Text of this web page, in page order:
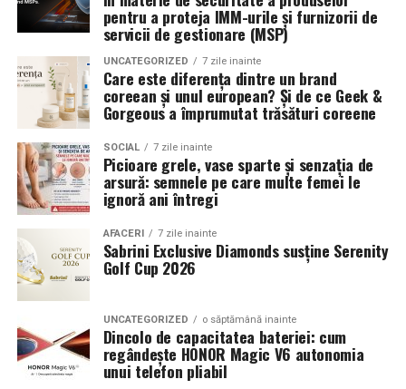
importantă a momentelor speciale din Maramureș,
combinând experiența organizatorică cu capacitatea de
a transforma fiecare eveniment într-o amintire
deosebită pentru participanți.
accentua liniile caroseriei si poate oferi un look
echilibrat, in timp ce o alegere gresita poate strica
proportiile, chiar daca restul masinii este bine realizat.
Anvelopele ca element vizual la show-uri auto
La evenimentele auto din Cluj, anvelopele nu sunt doar
componente functionale, ci si elemente vizuale. Publicul
si fotografii surprind adesea detalii precum modul in
care roata umple aripa, distanta fata de caroserie si
aspectul general al ansamblului roata-janta.
Anvelopele curate, cu dimensiuni corecte si uzura
masini de show. In multe cazuri, acestea completeaza
jantele si intaresc conceptul ales de proprietar, fie ca
vorbim despre un stil elegant, sportiv sau minimalist.
pentru a proteja IMM-urile și furnizorii de
servicii de gestionare (MSP)
UNCATEGORIZED 7 zile inainte
Care este diferența dintre un brand
coreean și unul european? Și de ce Geek &
Gorgeous a împrumutat trăsături coreene
SOCIAL 7 zile inainte
Picioare grele, vase sparte și senzația de
arsură: semnele pe care multe femei le
ignoră ani întregi
AFACERI 7 zile inainte
Sabrini Exclusive Diamonds susține Serenity
Golf Cup 2026
UNCATEGORIZED o săptămână inainte
Dincolo de capacitatea bateriei: cum
regândește HONOR Magic V6 autonomia
unui telefon pliabil